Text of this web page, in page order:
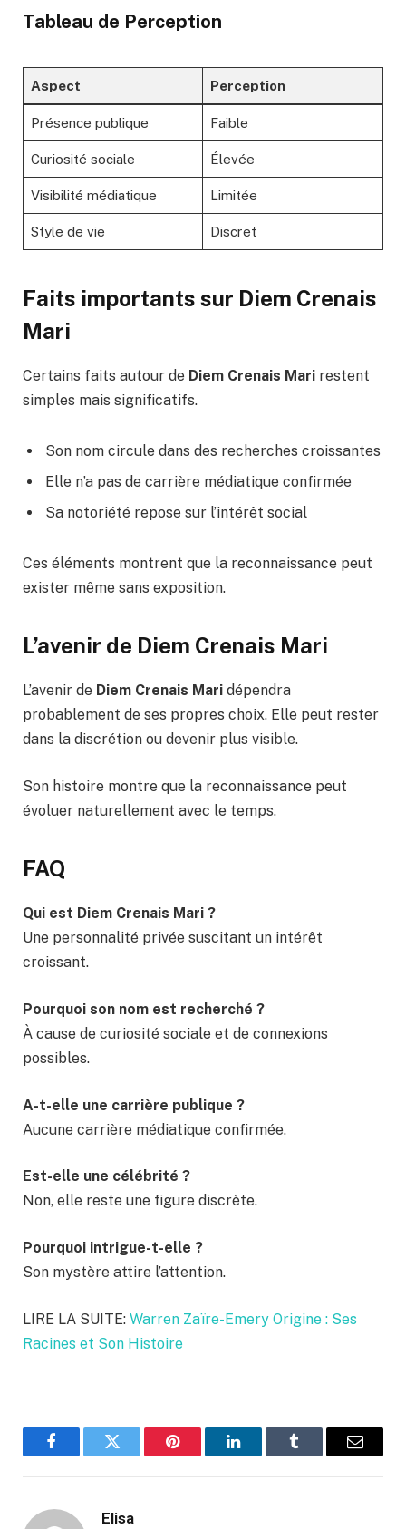
Tableau de Perception
Aspect Perception
Présence publique Faible
Curiosité sociale Élevée
Visibilité médiatique Limitée
Style de vie Discret
Faits importants sur Diem Crenais
Mari
Certains faits autour de Diem Crenais Mari restent
simples mais significatifs.
Son nom circule dans des recherches croissantes
Elle n’a pas de carrière médiatique confirmée
Sa notoriété repose sur l’intérêt social
Ces éléments montrent que la reconnaissance peut
exister même sans exposition.
L’avenir de Diem Crenais Mari
L’avenir de Diem Crenais Mari dépendra
probablement de ses propres choix. Elle peut rester
dans la discrétion ou devenir plus visible.
Son histoire montre que la reconnaissance peut
évoluer naturellement avec le temps.
FAQ
Qui est Diem Crenais Mari ?
Une personnalité privée suscitant un intérêt
croissant.
Pourquoi son nom est recherché ?
À cause de curiosité sociale et de connexions
possibles.
A-t-elle une carrière publique ?
Aucune carrière médiatique confirmée.
Est-elle une célébrité ?
Non, elle reste une figure discrète.
Pourquoi intrigue-t-elle ?
Son mystère attire l’attention.
LIRE LA SUITE: Warren Zaïre-Emery Origine : Ses
Racines et Son Histoire
FacebookTwitter Pinterest LinkedInTumblr Email
Elisa